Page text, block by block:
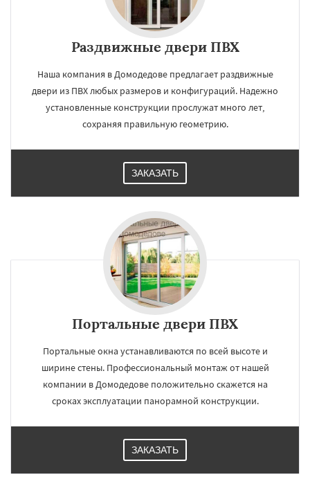
Раздвижные двери ПВХ
Наша компания в Домодедове предлагает раздвижные
двери из ПВХ любых размеров и конфигураций. Надежно
установленные конструкции прослужат много лет,
сохраняя правильную геометрию.
ЗАКАЗАТЬ
Портальные двери ПВХ
Портальные окна устанавливаются по всей высоте и
ширине стены. Профессиональный монтаж от нашей
компании в Домодедове положительно скажется на
сроках эксплуатации панорамной конструкции.
ЗАКАЗАТЬ